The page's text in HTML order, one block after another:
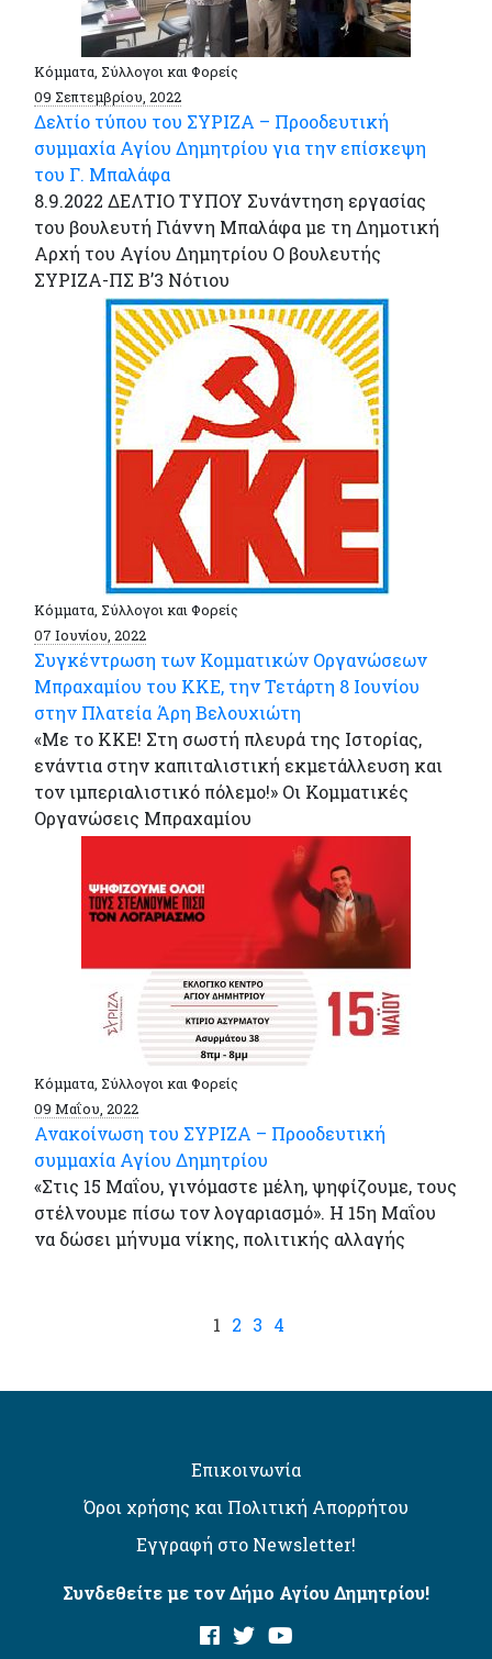
Κόμματα, Σύλλογοι και Φορείς
09 Σεπτεμβρίου, 2022
Δελτίο τύπου του ΣΥΡΙΖΑ – Προοδευτική
συμμαχία Αγίου Δημητρίου για την επίσκεψη
του Γ. Μπαλάφα
8.9.2022 ΔΕΛΤΙΟ ΤΥΠΟΥ Συνάντηση εργασίας
του βουλευτή Γιάννη Μπαλάφα με τη Δημοτική
Αρχή του Αγίου Δημητρίου Ο βουλευτής
ΣΥΡΙΖΑ-ΠΣ Β’3 Νότιου
Κόμματα, Σύλλογοι και Φορείς
07 Ιουνίου, 2022
Συγκέντρωση των Κομματικών Οργανώσεων
Μπραχαμίου του ΚΚΕ, την Τετάρτη 8 Ιουνίου
στην Πλατεία Άρη Βελουχιώτη
«Με το ΚΚΕ! Στη σωστή πλευρά της Ιστορίας,
ενάντια στην καπιταλιστική εκμετάλλευση και
τον ιμπεριαλιστικό πόλεμο!» Οι Κομματικές
Οργανώσεις Μπραχαμίου
Κόμματα, Σύλλογοι και Φορείς
09 Μαΐου, 2022
Ανακοίνωση του ΣΥΡΙΖΑ – Προοδευτική
συμμαχία Αγίου Δημητρίου
«Στις 15 Μαΐου, γινόμαστε μέλη, ψηφίζουμε, τους
στέλνουμε πίσω τον λογαριασμό». Η 15η Μαΐου
να δώσει μήνυμα νίκης, πολιτικής αλλαγής
1 2 3 4
Επικοινωνία
Όροι χρήσης και Πολιτική Απορρήτου
Εγγραφή στο Newsletter!
Συνδεθείτε με τον Δήμο Αγίου Δημητρίου!